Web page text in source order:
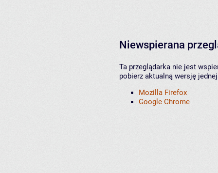
Niewspierana
Ta przeglądarka nie jest
pobierz aktualną wersję
Mozilla Firefox
Google Chrome